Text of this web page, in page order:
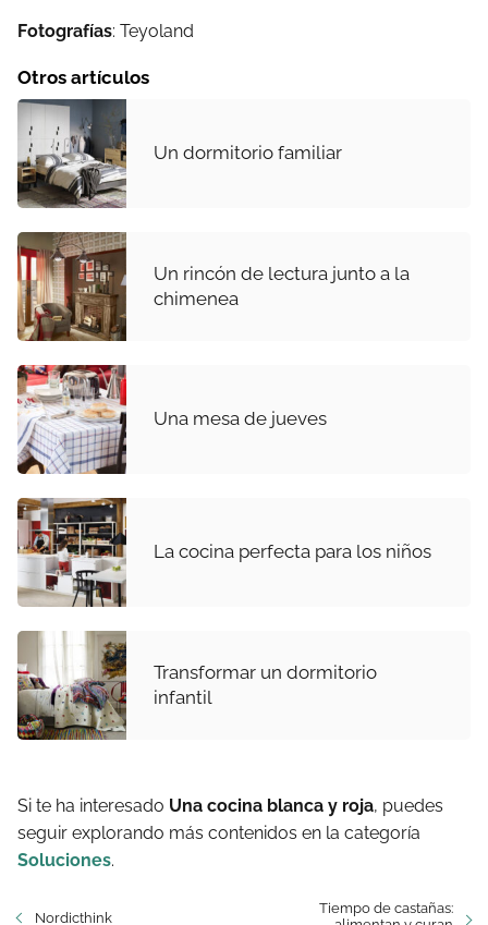
Fotografías: Teyoland
Otros artículos
Un dormitorio familiar
Un rincón de lectura junto a la
chimenea
Una mesa de jueves
La cocina perfecta para los niños
Transformar un dormitorio
infantil
Si te ha interesado Una cocina blanca y roja, puedes
seguir explorando más contenidos en la categoría
Soluciones.
Nordicthink
Tiempo de castañas: